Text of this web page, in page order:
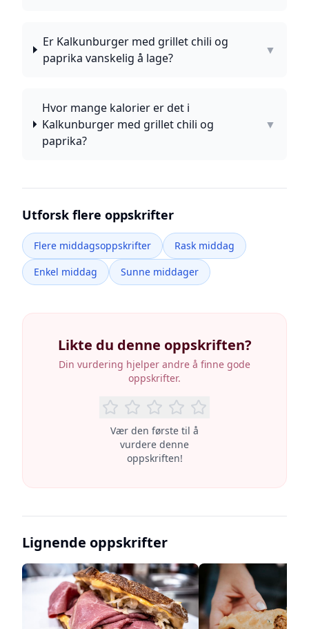
Er Kalkunburger med grillet chili og
paprika vanskelig å lage?
▼
Hvor mange kalorier er det i
Kalkunburger med grillet chili og
paprika?
▼
Utforsk flere oppskrifter
Flere middagsoppskrifter
Rask middag
Enkel middag
Sunne middager
Likte du denne oppskriften?
Din vurdering hjelper andre å finne gode
oppskrifter.
Vær den første til å
vurdere denne
oppskriften!
Lignende oppskrifter